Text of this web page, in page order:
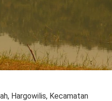
Hargowilis, Kecamatan